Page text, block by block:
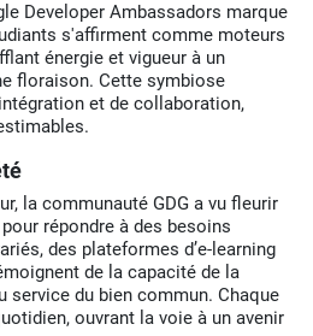
Developer Ambassadors marque
s'affirment comme moteurs
énergie et vigueur à un
floraison. Cette symbiose
et de collaboration,
la communauté GDG a vu fleurir
répondre à des besoins
des plateformes d’e-learning
de la capacité de la
service du bien commun. Chaque
ouvrant la voie à un avenir